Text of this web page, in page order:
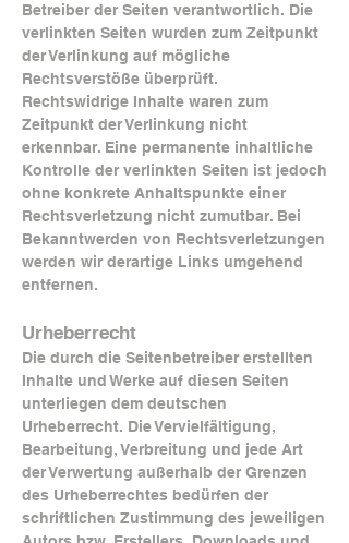
Betreiber der Seiten verantwortlich. Die
verlinkten Seiten wurden zum Zeitpunkt
der Verlinkung auf mögliche
Rechtsverstöße überprüft.
Rechtswidrige Inhalte waren zum
Zeitpunkt der Verlinkung nicht
erkennbar. Eine permanente inhaltliche
Kontrolle der verlinkten Seiten ist jedoch
ohne konkrete Anhaltspunkte einer
Rechtsverletzung nicht zumutbar. Bei
Bekanntwerden von Rechtsverletzungen
werden wir derartige Links umgehend
entfernen.
Urheberrecht
Die durch die Seitenbetreiber erstellten
Inhalte und Werke auf diesen Seiten
unterliegen dem deutschen
Urheberrecht. Die Vervielfältigung,
Bearbeitung, Verbreitung und jede Art
der Verwertung außerhalb der Grenzen
des Urheberrechtes bedürfen der
schriftlichen Zustimmung des jeweiligen